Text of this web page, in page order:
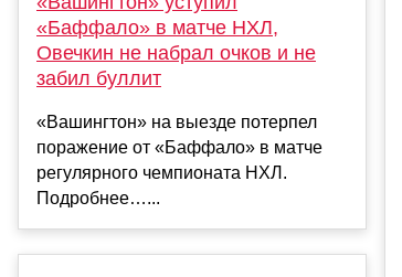
«Баффало» в матче НХЛ,
Овечкин не набрал очков и не
забил буллит
«Вашингтон» на выезде потерпел
поражение от «Баффало» в матче
регулярного чемпионата НХЛ.
Подробнее…...